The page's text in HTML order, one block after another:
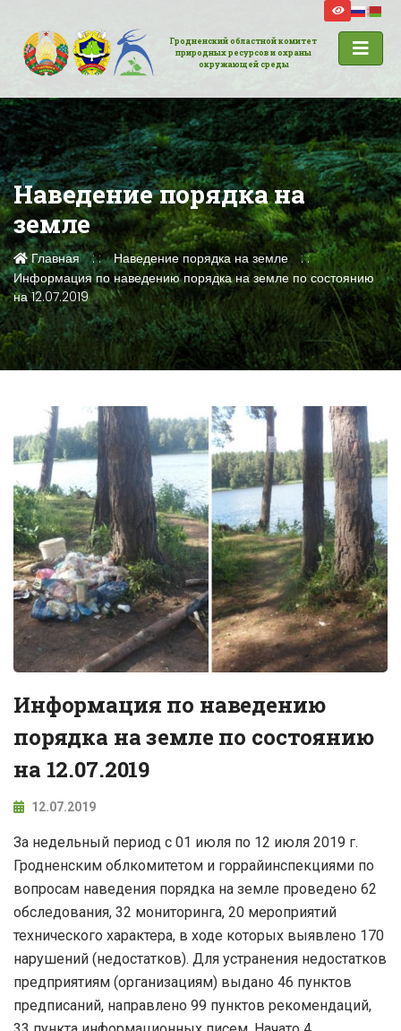
Гродненский областной комитет
природных ресурсов и охраны
окружающей среды
Наведение порядка на
земле
Главная
Наведение порядка на земле
Информация по наведению порядка на земле по состоянию
на 12.07.2019
Информация по наведению
порядка на земле по состоянию
на 12.07.2019
12.07.2019
За недельный период с 01 июля по 12 июля 2019 г.
Гродненским облкомитетом и горрайинспекциями по
вопросам наведения порядка на земле проведено 62
обследования, 32 мониторинга, 20 мероприятий
технического характера, в ходе которых выявлено 170
нарушений (недостатков). Для устранения недостатков
предприятиям (организациям) выдано 46 пунктов
предписаний, направлено 99 пунктов рекомендаций,